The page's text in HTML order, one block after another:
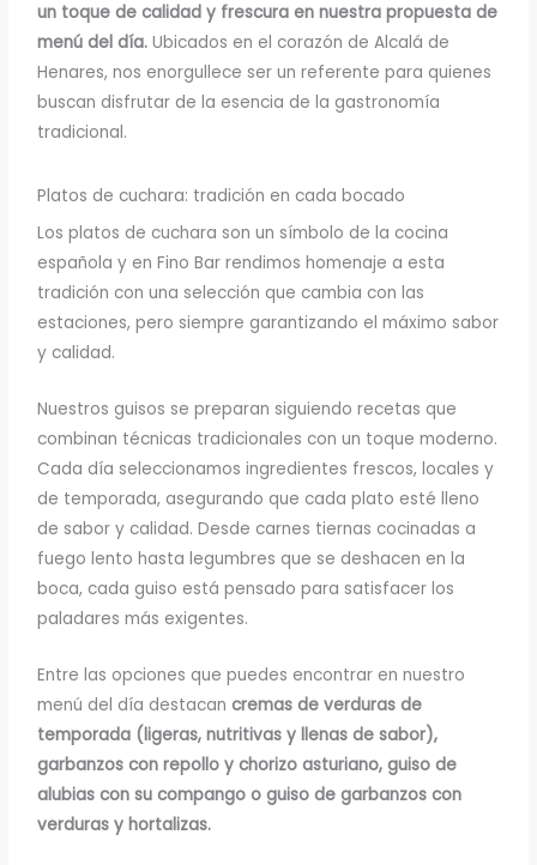
un toque de calidad y frescura en nuestra propuesta de
menú del día. Ubicados en el corazón de Alcalá de
Henares, nos enorgullece ser un referente para quienes
buscan disfrutar de la esencia de la gastronomía
tradicional.
Platos de cuchara: tradición en cada bocado
Los platos de cuchara son un símbolo de la cocina
española y en Fino Bar rendimos homenaje a esta
tradición con una selección que cambia con las
estaciones, pero siempre garantizando el máximo sabor
y calidad.
Nuestros guisos se preparan siguiendo recetas que
combinan técnicas tradicionales con un toque moderno.
Cada día seleccionamos ingredientes frescos, locales y
de temporada, asegurando que cada plato esté lleno
de sabor y calidad. Desde carnes tiernas cocinadas a
fuego lento hasta legumbres que se deshacen en la
boca, cada guiso está pensado para satisfacer los
paladares más exigentes.
Entre las opciones que puedes encontrar en nuestro
menú del día destacancremas de verduras de
temporada (ligeras, nutritivas y llenas de sabor),
garbanzos con repollo y chorizo asturiano, guiso de
alubias con su compango o guiso de garbanzos con
verduras y hortalizas.